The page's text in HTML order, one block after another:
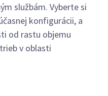
službám. Vyberte si
konfigurácii, a
od rastu objemu
v oblasti